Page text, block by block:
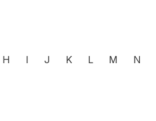
H I J K L M N